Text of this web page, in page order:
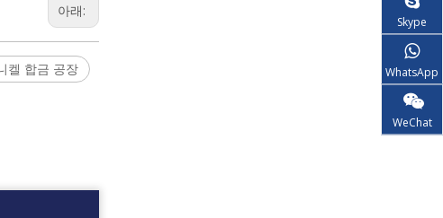
아래:
켈 합금 공장
Skype
WhatsApp
WeChat